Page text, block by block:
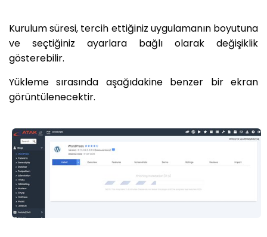
Kurulum süresi, tercih ettiğiniz uygulamanın boyutuna
ve seçtiğiniz ayarlara bağlı olarak değişiklik
gösterebilir.
Yükleme sırasında aşağıdakine benzer bir ekran
görüntülenecektir.